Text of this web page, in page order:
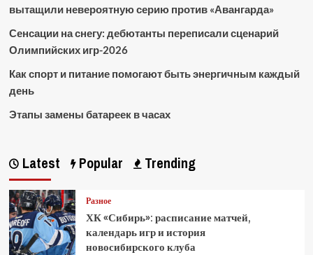
вытащили невероятную серию против «Авангарда»
Сенсации на снегу: дебютанты переписали сценарий
Олимпийских игр-2026
Как спорт и питание помогают быть энергичным каждый
день
Этапы замены батареек в часах
Latest Popular Trending
Разное
ХК «Сибирь»: расписание матчей,
календарь игр и история
новосибирского клуба